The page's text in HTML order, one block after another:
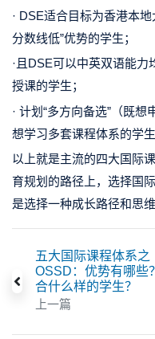
· DSE适合目标为香港本地
分数线低”优势的学生；
·且DSE可以中英双语能力
授课的学生；
· 计划“多方向备选”（既想
想学习多套课程体系的学生
以上就是主流的四大国际
育规划的路径上， 选择国
是选择一种成长路径和思维
五大国际课程体系之
OSSD：优势有哪些
合什么样的学生？
上一篇